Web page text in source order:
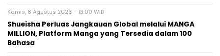
Kamis, 6 Agustus 2026 - 13:00 WIB
Shueisha Perluas Jangkauan Global melalui MANGA
MILLION, Platform Manga yang Tersedia dalam 100
Bahasa